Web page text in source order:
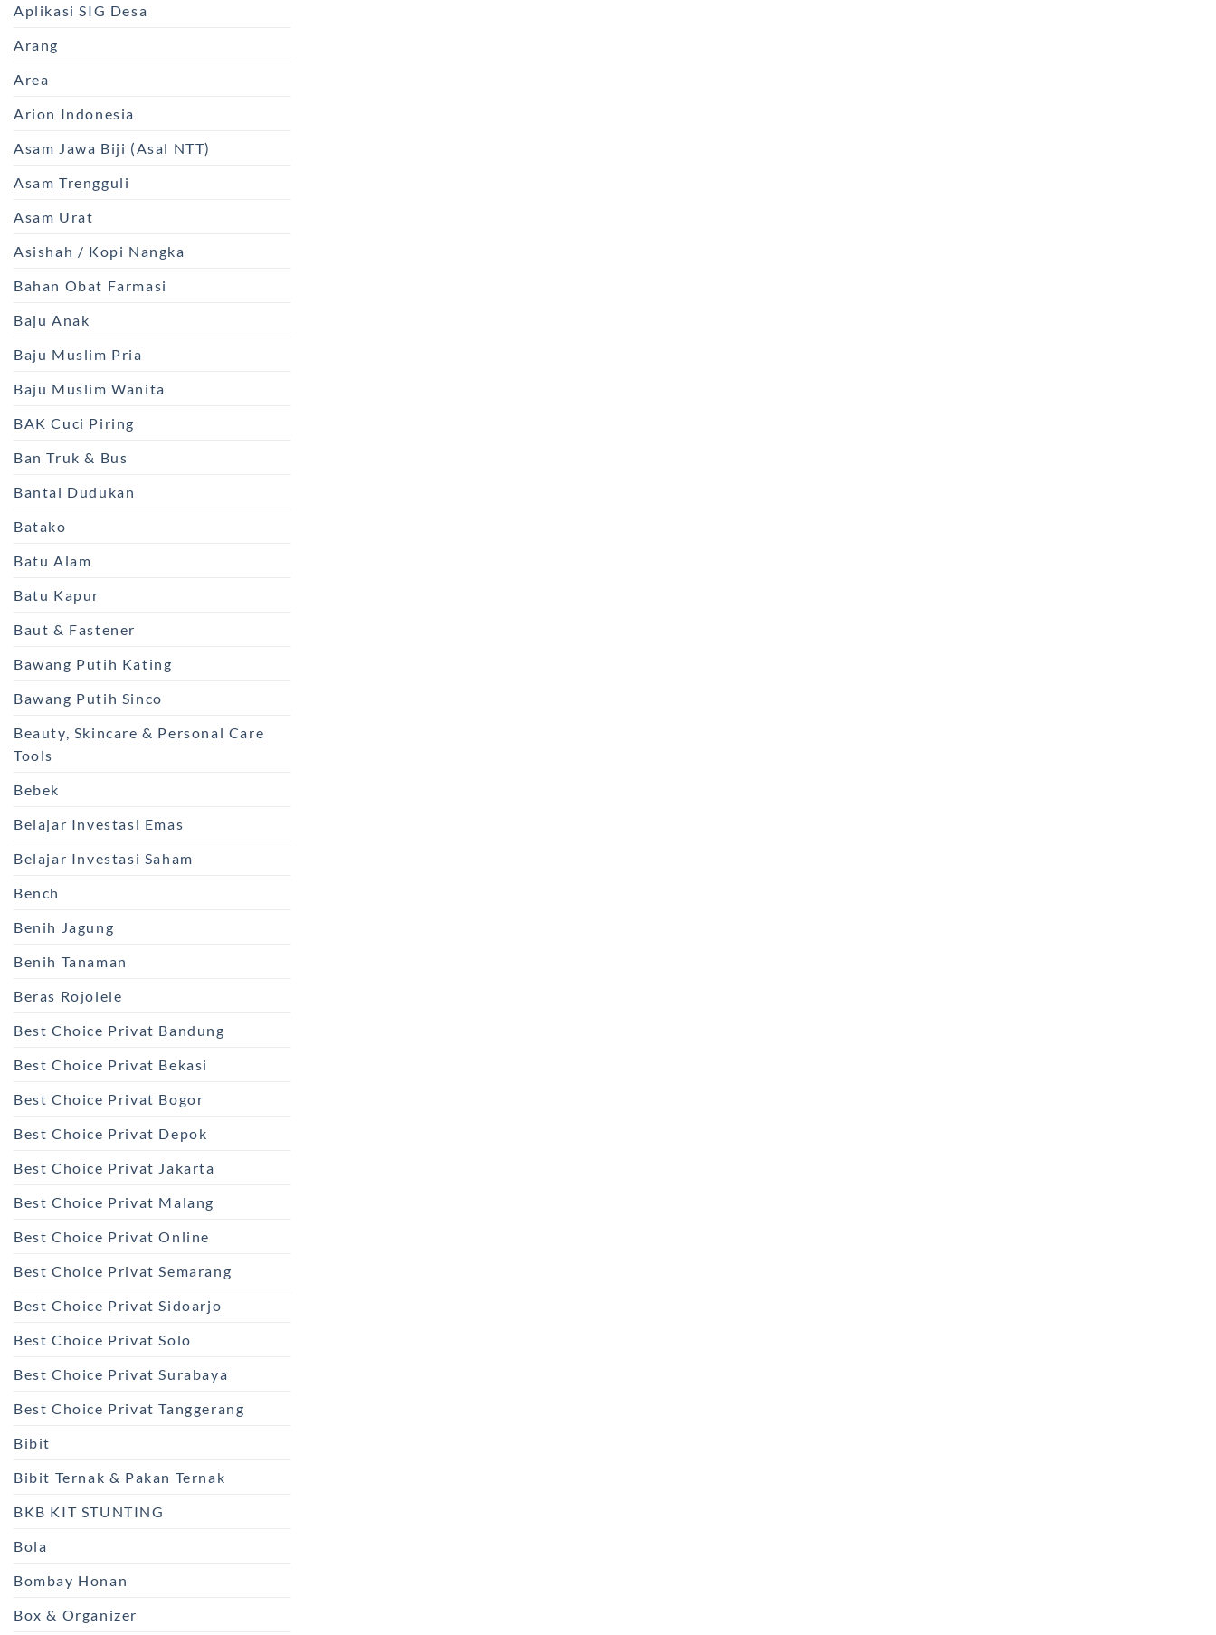
Aplikasi SIG Desa
Arang
Area
Arion Indonesia
Asam Jawa Biji (Asal NTT)
Asam Trengguli
Asam Urat
Asishah / Kopi Nangka
Bahan Obat Farmasi
Baju Anak
Baju Muslim Pria
Baju Muslim Wanita
BAK Cuci Piring
Ban Truk & Bus
Bantal Dudukan
Batako
Batu Alam
Batu Kapur
Baut & Fastener
Bawang Putih Kating
Bawang Putih Sinco
Beauty, Skincare & Personal Care
Tools
Bebek
Belajar Investasi Emas
Belajar Investasi Saham
Bench
Benih Jagung
Benih Tanaman
Beras Rojolele
Best Choice Privat Bandung
Best Choice Privat Bekasi
Best Choice Privat Bogor
Best Choice Privat Depok
Best Choice Privat Jakarta
Best Choice Privat Malang
Best Choice Privat Online
Best Choice Privat Semarang
Best Choice Privat Sidoarjo
Best Choice Privat Solo
Best Choice Privat Surabaya
Best Choice Privat Tanggerang
Bibit
Bibit Ternak & Pakan Ternak
BKB KIT STUNTING
Bola
Bombay Honan
Box & Organizer